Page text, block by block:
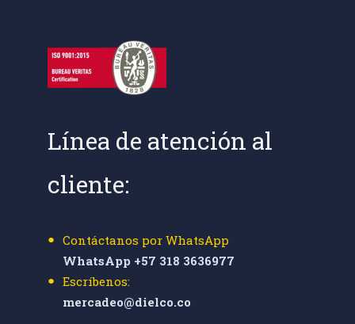
Línea de atención al
cliente:
Contáctanos por WhatsApp
WhatsApp +57 318 3636977
Escríbenos:
mercadeo@dielco.co